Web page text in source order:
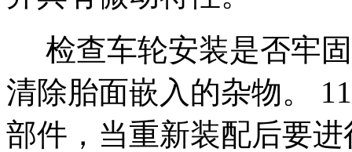
检查车轮安装是否牢
清除胎面嵌入的杂物。
部件，当重新装配后要